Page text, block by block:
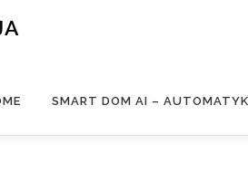
SMART DOM AI –